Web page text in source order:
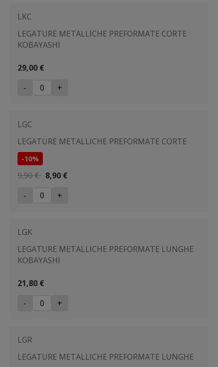
LKC
LEGATURE METALLICHE PREFORMATE CORTE
KOBAYASHI
29,00 €
-
+
LGC
LEGATURE METALLICHE PREFORMATE CORTE
-10%
9,90 € 8,90 €
-
+
LGK
LEGATURE METALLICHE PREFORMATE LUNGHE
KOBAYASHI
21,80 €
-
+
LGR
LEGATURE METALLICHE PREFORMATE LUNGHE